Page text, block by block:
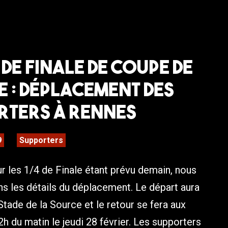
Finale de Coupe de
: Déplacement des
à Rennes
Supporters
les 1/4 de Finale étant prévu demain, nous
les détails du déplacement. Le départ aura
de la Source et le retour se fera aux
du matin le jeudi 28 février. Les supporters